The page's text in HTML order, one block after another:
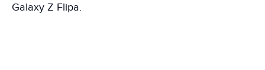
Galaxy Z Flipa.